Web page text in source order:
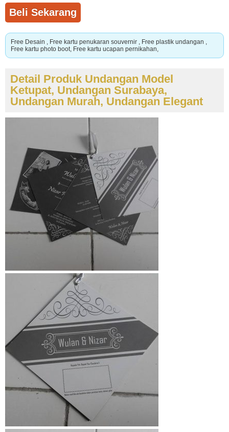
Beli Sekarang
Free Desain , Free kartu penukaran souvernir , Free plastik undangan ,
Free kartu photo boot, Free kartu ucapan pernikahan,
Detail Produk Undangan Model
Ketupat, Undangan Surabaya,
Undangan Murah, Undangan Elegant